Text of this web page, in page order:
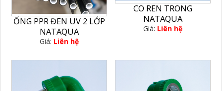
ỐNG PPR ĐEN UV 2 LỚP
NATAQUA
Giá: Liên hệ
CO REN TRONG
NATAQUA
Giá: Liên hệ